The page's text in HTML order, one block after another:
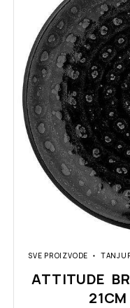
SVE PROIZVODE
ATTITUDE